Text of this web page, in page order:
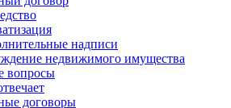
надписи
недвижимого имущества
вопросы
договоры